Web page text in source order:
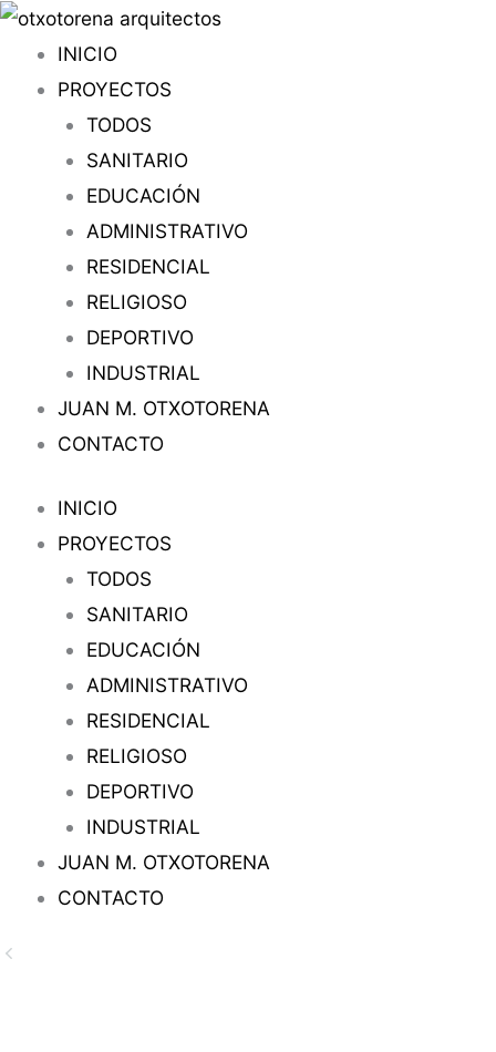
Ir
contenido
INICIO
PROYECTOS
TODOS
SANITARIO
EDUCACIÓN
ADMINISTRATIVO
RESIDENCIAL
RELIGIOSO
DEPORTIVO
INDUSTRIAL
JUAN M. OTXOTORENA
CONTACTO
INICIO
PROYECTOS
TODOS
SANITARIO
EDUCACIÓN
ADMINISTRATIVO
RESIDENCIAL
RELIGIOSO
DEPORTIVO
INDUSTRIAL
JUAN M. OTXOTORENA
CONTACTO